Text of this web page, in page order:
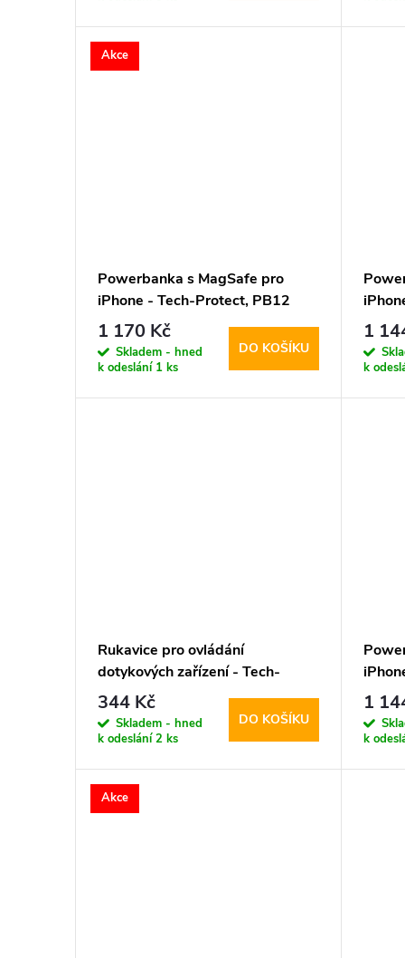
t
d
u
Akce
Powerbanka s MagSafe pro
iPhone - Tech-Protect, PB12
LifeMag 20000mAh Black
1 170 Kč
Skladem - hned
k odeslání 1 ks
DO KOŠÍKU
1
k
Rukavice pro ovládání
dotykových zařízení - Tech-
Protect, WG01 Winter
Touchscreen Gloves M
344 Kč
Skladem - hned
k odeslání2 ks
DO KOŠÍKU
1
k
Akce